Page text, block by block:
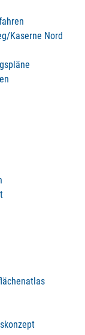
Kaserne Nord